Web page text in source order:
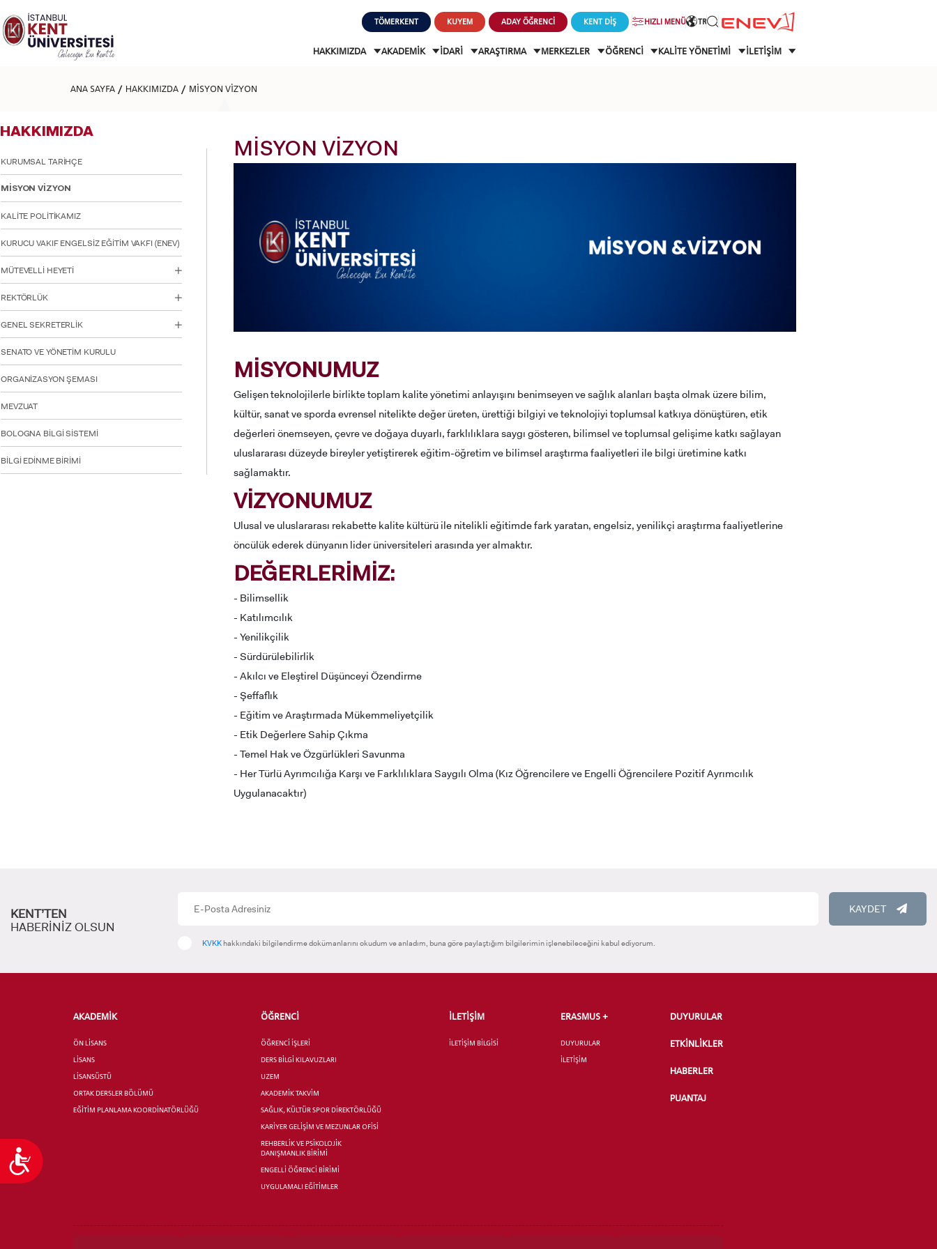
dikkat:
Bu
web
sitesini,
okuyucu
görme
engellilere
ayarlamak
için
Control-
F11'e
basın;
Erişilebilirlik
menüsünü
için
basın.
Ulaşılabilirlik
ADAYLARI
TÖMERKENT KUYEM ADAY ÖĞRENCİ KENT DİŞ HIZLI MENÜ TR
HAKKIMIZDA AKADEMİK İDARİ ARAŞTIRMA MERKEZLER ÖĞRENCİ KALİTE YÖNETİMİ İLETİŞİM
ANA SAYFA HAKKIMIZDA MİSYON VİZYON
HAKKIMIZDA
KURUMSAL TARİHÇE
MİSYON VİZYON
KALİTE POLİTİKAMIZ
KURUCU VAKIF ENGELSİZ EĞİTİM VAKFI (ENEV)
MÜTEVELLİ HEYETİ
REKTÖRLÜK
GENEL SEKRETERLİK
SENATO VE YÖNETİM KURULU
ORGANİZASYON ŞEMASI
MEVZUAT
BOLOGNA BİLGİ SİSTEMİ
BİLGİ EDİNME BİRİMİ
MİSYON VİZYON
MİSYONUMUZ
Gelişen teknolojilerle birlikte toplam kalite yönetimi anlayışını benimseyen ve sağlık alanları başta olmak üzere bilim,
kültür, sanat ve sporda evrensel nitelikte değer üreten, ürettiği bilgiyi ve teknolojiyi toplumsal katkıya dönüştüren, etik
değerleri önemseyen, çevre ve doğaya duyarlı, farklılıklara saygı gösteren, bilimsel ve toplumsal gelişime katkı sağlayan
uluslararası düzeyde bireyler yetiştirerek eğitim-öğretim ve bilimsel araştırma faaliyetleri ile bilgi üretimine katkı
sağlamaktır.
VİZYONUMUZ
Ulusal ve uluslararası rekabette kalite kültürü ile nitelikli eğitimde fark yaratan, engelsiz, yenilikçi araştırma faaliyetlerine
öncülük ederek dünyanın lider üniversiteleri arasında yer almaktır.
DEĞERLERİMİZ:
- Bilimsellik
- Katılımcılık
- Yenilikçilik
- Sürdürülebilirlik
- Akılcı ve Eleştirel Düşünceyi Özendirme
- Şeffaflık
- Eğitim ve Araştırmada Mükemmeliyetçilik
- Etik Değerlere Sahip Çıkma
- Temel Hak ve Özgürlükleri Savunma
- Her Türlü Ayrımcılığa Karşı ve Farklılıklara Saygılı Olma (Kız Öğrencilere ve Engelli Öğrencilere Pozitif Ayrımcılık
Uygulanacaktır)
KENT’TEN
HABERİNİZ OLSUN
KAYDET
KVKK hakkındaki bilgilendirme dokümanlarını okudum ve anladım, buna göre paylaştığım bilgilerimin işlenebileceğini kabul ediyorum.
AKADEMİK
ÖN LİSANS
LİSANS
LİSANSÜSTÜ
ORTAK DERSLER BÖLÜMÜ
EĞİTİM PLANLAMA KOORDİNATÖRLÜĞÜ
ÖĞRENCİ
ÖĞRENCİ İŞLERİ
DERS BİLGİ KILAVUZLARI
UZEM
AKADEMİK TAKVİM
SAĞLIK, KÜLTÜR SPOR DİREKTÖRLÜĞÜ
KARİYER GELİŞİM VE MEZUNLAR OFİSİ
REHBERLİK VE PSİKOLOJİK
DANIŞMANLIK BİRİMİ
ENGELLİ ÖĞRENCİ BİRİMİ
UYGULAMALI EĞİTİMLER
İLETİŞİM
İLETİŞİM BİLGİSİ
ERASMUS +
DUYURULAR
İLETİŞİM
DUYURULAR
ETKİNLİKLER
HABERLER
PUANTAJ